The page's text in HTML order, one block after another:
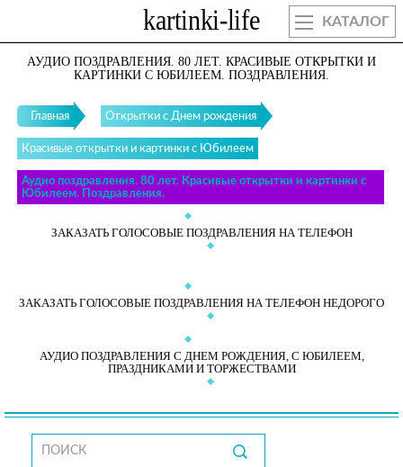
КАТАЛОГ
АУДИО ПОЗДРАВЛЕНИЯ. 80 ЛЕТ. КРАСИВЫЕ ОТКРЫТКИ И
КАРТИНКИ С ЮБИЛЕЕМ. ПОЗДРАВЛЕНИЯ.
Главная Открытки с Днем рождения
Красивые открытки и картинки с Юбилеем
Аудио поздравления. 80 лет. Красивые открытки и картинки с
Юбилеем. Поздравления.
ЗАКАЗАТЬ ГОЛОСОВЫЕ ПОЗДРАВЛЕНИЯ НА ТЕЛЕФОН
ЗАКАЗАТЬ ГОЛОСОВЫЕ ПОЗДРАВЛЕНИЯ НА ТЕЛЕФОН НЕДОРОГО
АУДИО ПОЗДРАВЛЕНИЯ С ДНЕМ РОЖДЕНИЯ, С ЮБИЛЕЕМ,
ПРАЗДНИКАМИ И ТОРЖЕСТВАМИ